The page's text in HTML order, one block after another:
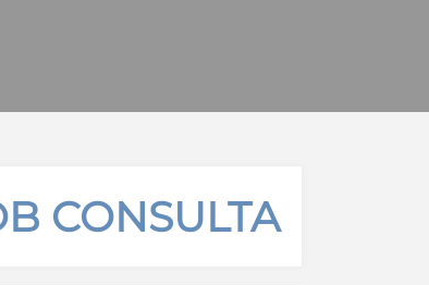
CONSULTA